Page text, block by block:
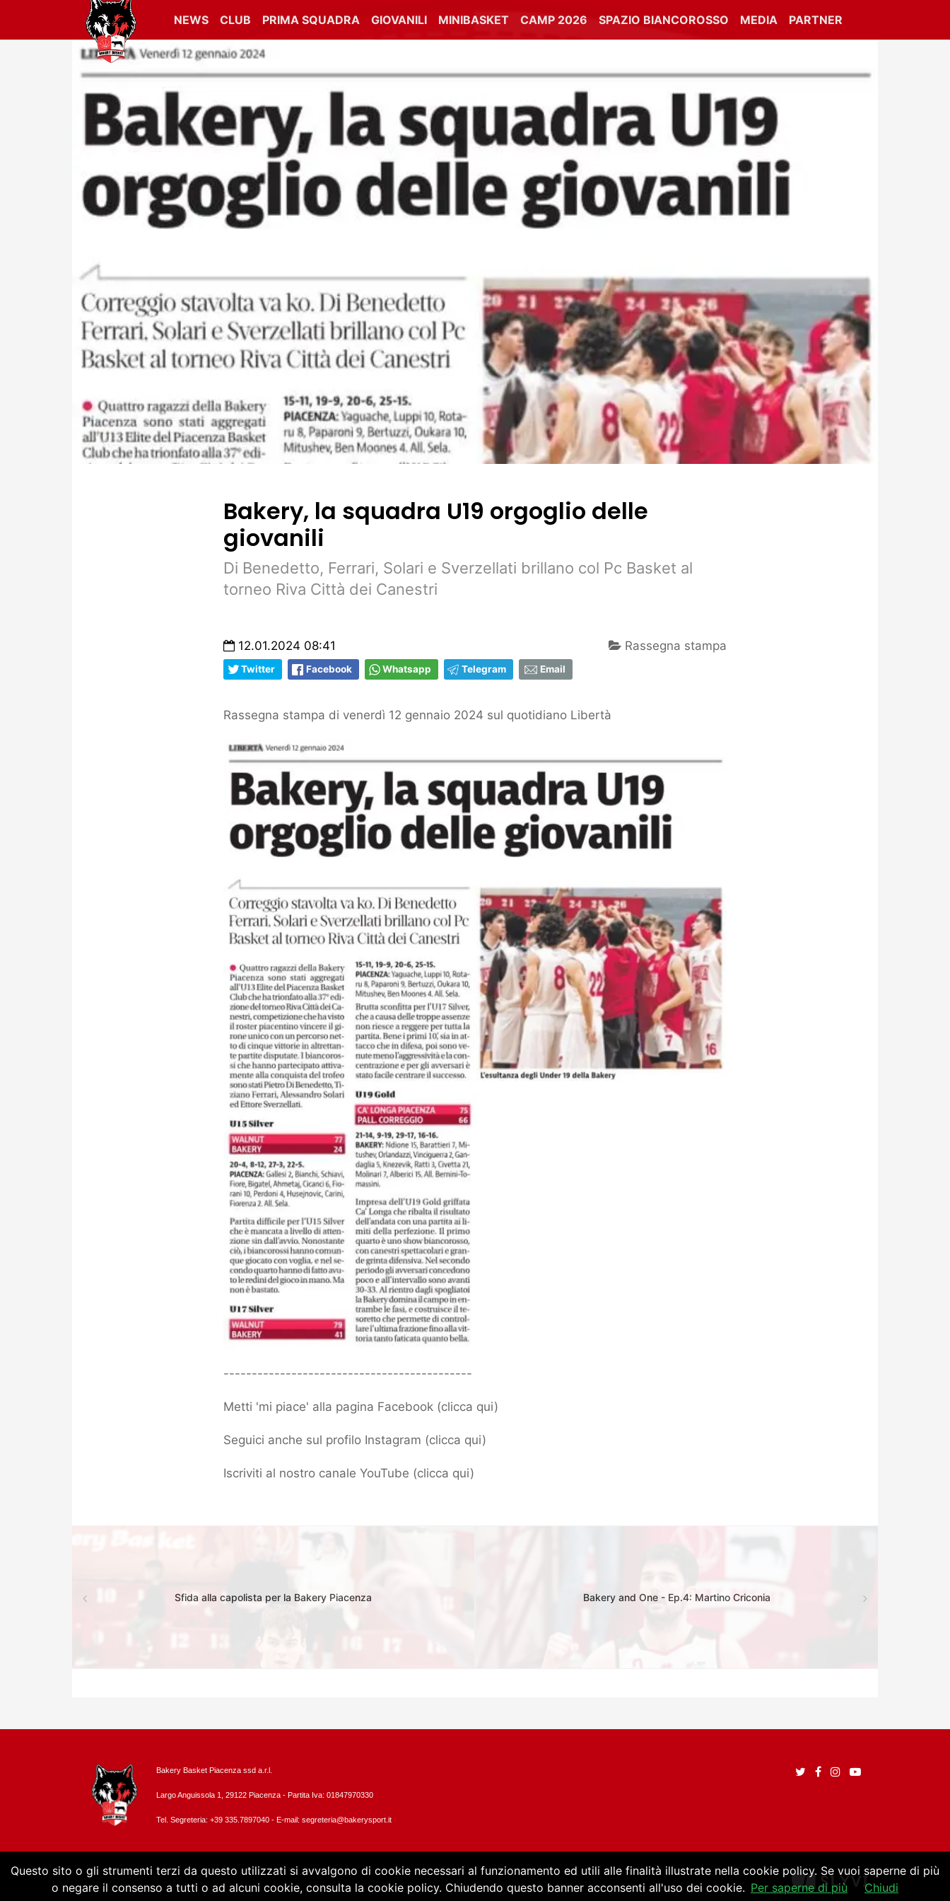
NEWS CLUB PRIMA SQUADRA GIOVANILI MINIBASKET CAMP 2026 SPAZIO BIANCOROSSO MEDIA PARTNER
Bakery, la squadra U19 orgoglio delle
giovanili
Di Benedetto, Ferrari, Solari e Sverzellati brillano col Pc Basket al
torneo Riva Città dei Canestri
12.01.2024 08:41 Rassegna stampa
Twitter Facebook Whatsapp Telegram Email
Rassegna stampa di venerdì 12 gennaio 2024 sul quotidiano Libertà
--------------------------------------------
Metti 'mi piace' alla pagina Facebook (clicca qui)
Seguici anche sul profilo Instagram (clicca qui)
Iscriviti al nostro canale YouTube (clicca qui)
Sfida alla capolista per la Bakery Piacenza Bakery and One - Ep.4: Martino Criconia
Bakery Basket Piacenza ssd a.r.l.
Largo Anguissola 1, 29122 Piacenza - Partita Iva: 01847970330
Tel. Segreteria: +39 335.7897040 - E-mail: segreteria@bakerysport.it
Questo sito o gli strumenti terzi da questo utilizzati si avvalgono di cookie necessari al funzionamento ed utili alle finalità illustrate nella cookie policy. Se vuoi saperne di più
o negare il consenso a tutti o ad alcuni cookie, consulta la cookie policy. Chiudendo questo banner acconsenti all'uso dei cookie. Per saperne di più Chiudi